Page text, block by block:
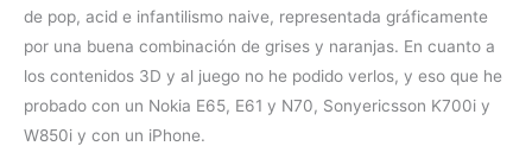
de pop, acid e infantilismo naive, representada gráficamente
por una buena combinación de grises y naranjas. En cuanto a
los contenidos 3D y al juego no he podido verlos, y eso que he
probado con un Nokia E65, E61 y N70, Sonyericsson K700i y
W850i y con un iPhone.